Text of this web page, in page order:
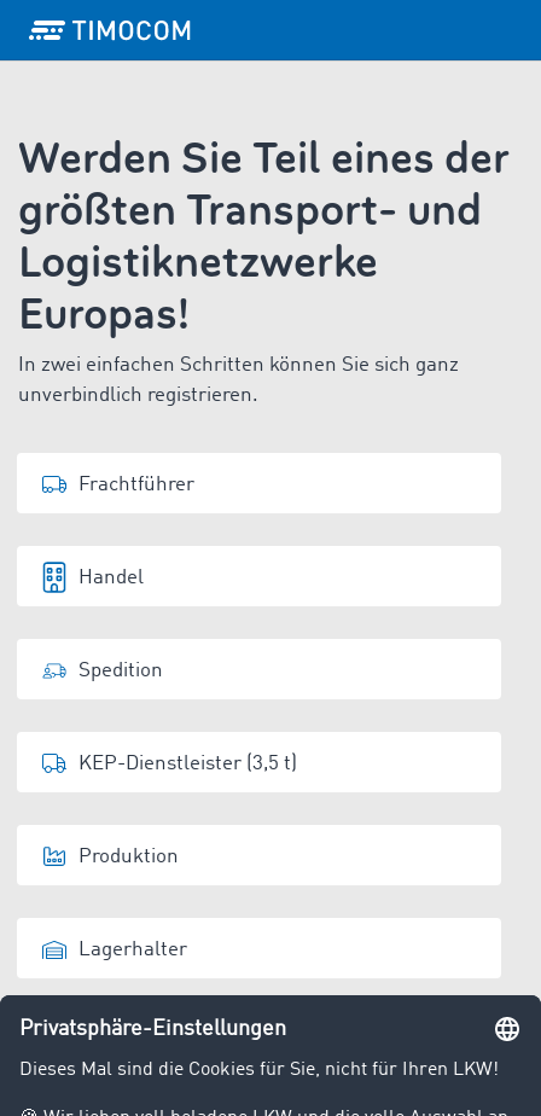
Werden Sie Teil eines der
größten Transport- und
Logistiknetzwerke
Europas!
In zwei einfachen Schritten können Sie sich ganz
unverbindlich registrieren.
Frachtführer
Handel
Spedition
KEP-Dienstleister (3,5 t)
Produktion
Lagerhalter
Entsorger